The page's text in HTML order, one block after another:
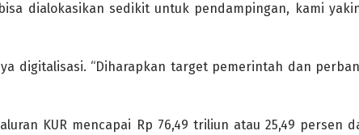
dialokasikan sedikit untuk pendampingan, kami
digitalisasi. “Diharapkan target pemerintah dan
KUR mencapai Rp 76,49 triliun atau 25,49 persen